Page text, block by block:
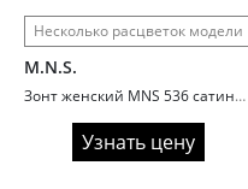
Несколько расцветок модели
M.N.S.
Зонт женский MNS 536 сатиновый
Узнать цену